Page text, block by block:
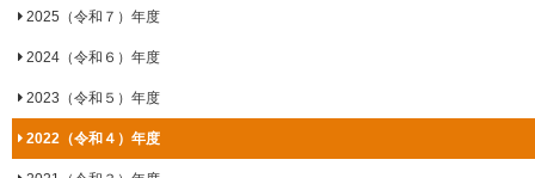
2025（令和７）年度
2024（令和６）年度
2023（令和５）年度
2022（令和４）年度